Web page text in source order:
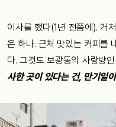
이사를 했다(1년 전쯤에). 거
은 하나. 근처 맛있는 커피를
다. 그것도 보광동의 사랑방
사한 곳이 있다는 건, 만기일